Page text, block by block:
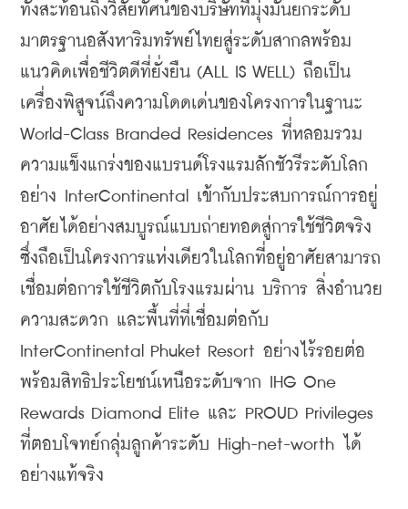
ทั้งสะท้อนถึงวิสัยทัศน์ของบริษัทที่มุ่งมั่นยกระดับ
มาตรฐานอสังหาริมทรัพย์ไทยสู่ระดับสากลพร้อม
แนวคิดเพื่อชีวิตดีที่ยั่งยืน (ALL IS WELL) ถือเป็น
เครื่องพิสูจน์ถึงความโดดเด่นของโครงการในฐานะ
World-Class Branded Residences ที่หลอมรวม
ความแข็งแกร่งของแบรนด์โรงแรมลักชัวรีระดับโลก
อย่าง InterContinental เข้ากับประสบการณ์การอยู่
อาศัยได้อย่างสมบูรณ์แบบถ่ายทอดสู่การใช้ชีวิตจริง
ซึ่งถือเป็นโครงการแห่งเดียวในโลกที่อยู่อาศัยสามารถ
เชื่อมต่อการใช้ชีวิตกับโรงแรมผ่าน บริการ สิ่งอำนวย
ความสะดวก และพื้นที่ที่เชื่อมต่อกับ
InterContinental Phuket Resort อย่างไร้รอยต่อ
พร้อมสิทธิประโยชน์เหนือระดับจาก IHG One
Rewards Diamond Elite และ PROUD Privileges
ที่ตอบโจทย์กลุ่มลูกค้าระดับ High-net-worth ได้
อย่างแท้จริง